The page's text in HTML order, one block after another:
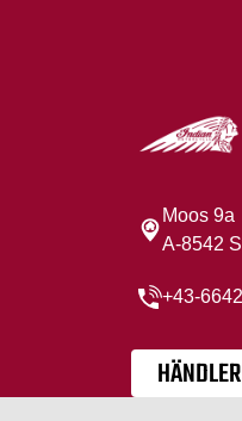
Moos 9a
A-8542
+43-